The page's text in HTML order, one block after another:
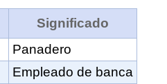
Significado
Panadero
Empleado de banca